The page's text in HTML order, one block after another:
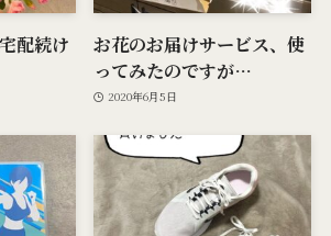
配続け
お花のお届けサービス、使
ってみたのですが…
2020年6月5日